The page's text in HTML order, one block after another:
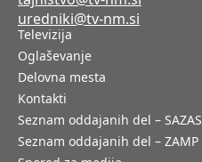
uredniki@tv-nm.si
Televizija
Oglaševanje
Delovna mesta
Kontakti
Seznam oddajanih del – SAZAS
Seznam oddajanih del – ZAMP